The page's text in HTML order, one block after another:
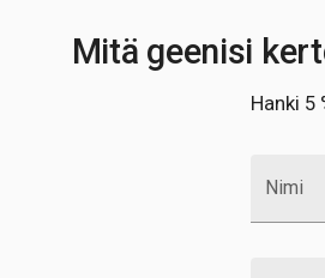
Mitä geenisi
Hanki 5
Nimi